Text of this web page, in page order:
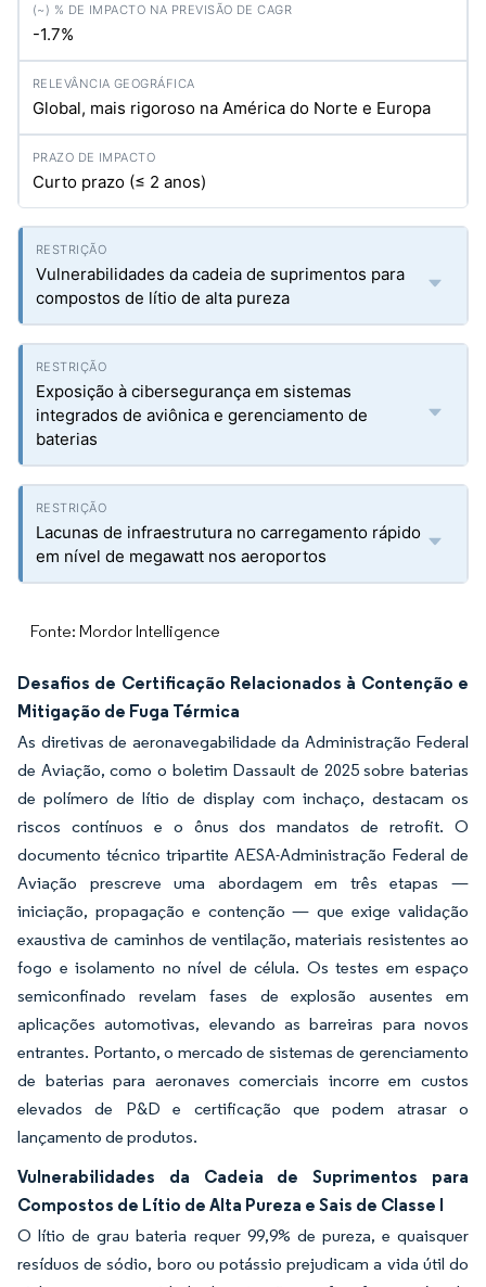
-1.7%
Global, mais rigoroso na América do Norte e Europa
Curto prazo (≤ 2 anos)
Vulnerabilidades da cadeia de suprimentos para
compostos de lítio de alta pureza
Exposição à cibersegurança em sistemas
integrados de aviônica e gerenciamento de
baterias
Lacunas de infraestrutura no carregamento rápido
em nível de megawatt nos aeroportos
Fonte: Mordor Intelligence
Desafios de Certificação Relacionados à Contenção e
Mitigação de Fuga Térmica
As diretivas de aeronavegabilidade da Administração Federal
de Aviação, como o boletim Dassault de 2025 sobre baterias
de polímero de lítio de display com inchaço, destacam os
riscos contínuos e o ônus dos mandatos de retrofit. O
documento técnico tripartite AESA-Administração Federal de
Aviação prescreve uma abordagem em três etapas —
iniciação, propagação e contenção — que exige validação
exaustiva de caminhos de ventilação, materiais resistentes ao
fogo e isolamento no nível de célula. Os testes em espaço
semiconfinado revelam fases de explosão ausentes em
aplicações automotivas, elevando as barreiras para novos
entrantes. Portanto, o mercado de sistemas de gerenciamento
de baterias para aeronaves comerciais incorre em custos
elevados de P&D e certificação que podem atrasar o
lançamento de produtos.
Vulnerabilidades da Cadeia de Suprimentos para
Compostos de Lítio de Alta Pureza e Sais de Classe I
O lítio de grau bateria requer 99,9% de pureza, e quaisquer
resíduos de sódio, boro ou potássio prejudicam a vida útil do